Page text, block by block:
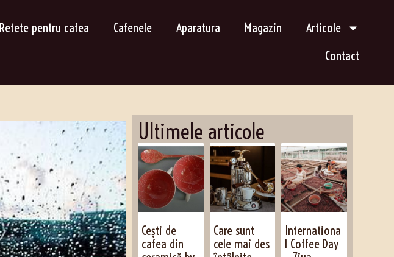
Retete pentru cafea Cafenele Aparatura Magazin
Articole
Contact
Ultimele articole
Cești de
cafea din
Care sunt
cele mai des
Internationa
l Coffee Day